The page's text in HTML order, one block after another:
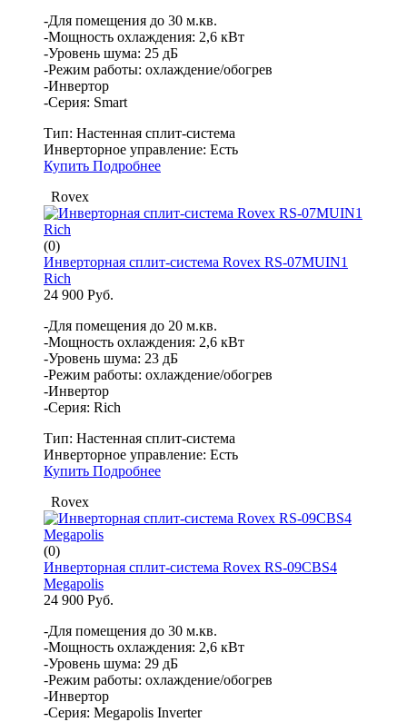
-Для помещения до 30 м.кв.
-Мощность охлаждения: 2,6 кВт
-Уровень шума: 25 дБ
-Режим работы: охлаждение/обогрев
-Инвертор
-Серия: Smart
Тип: Настенная сплит-система
Инверторное управление: Есть
Купить Подробнее
Rovex
(0)
Инверторная сплит-система Rovex RS-07MUIN1
Rich
24 900 Руб.
-Для помещения до 20 м.кв.
-Мощность охлаждения: 2,6 кВт
-Уровень шума: 23 дБ
-Режим работы: охлаждение/обогрев
-Инвертор
-Серия: Rich
Тип: Настенная сплит-система
Инверторное управление: Есть
Купить Подробнее
Rovex
(0)
Инверторная сплит-система Rovex RS-09CBS4
Megapolis
24 900 Руб.
-Для помещения до 30 м.кв.
-Мощность охлаждения: 2,6 кВт
-Уровень шума: 29 дБ
-Режим работы: охлаждение/обогрев
-Инвертор
-Серия: Megapolis Inverter